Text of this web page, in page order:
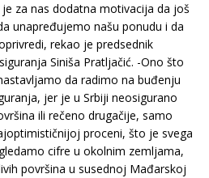
za nas dodatna motivacija da još
unapređujemo našu ponudu i da
rekao je predsednik
Siniša Pratljačić. -Ono što
da radimo na buđenju
jer je u Srbiji neosigurano
ili rečeno drugačije, samo
proceni, što je svega
cifre u okolnim zemljama,
površina u susednoj Mađarskoj